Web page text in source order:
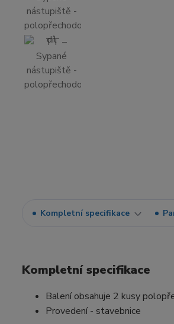
Kompletní specifikace
Kompletní specifikace
Balení obsahuje 2 kusy
Provedení - stavebnice